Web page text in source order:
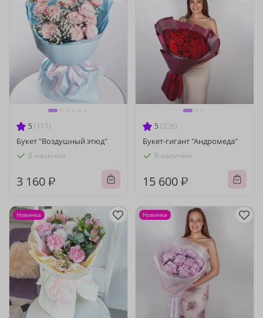
5 (117)
Букет "Воздушный этюд"
В наличии
3 160 ₽
5 (226)
Букет-гигант "Андромеда"
В наличии
15 600 ₽
Новинка Новинка